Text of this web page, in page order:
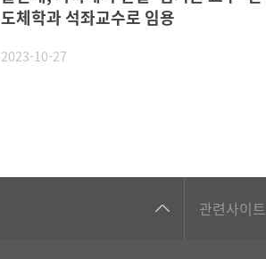
도체학과 석좌교수로 임용
2023-10-27
관련사이트